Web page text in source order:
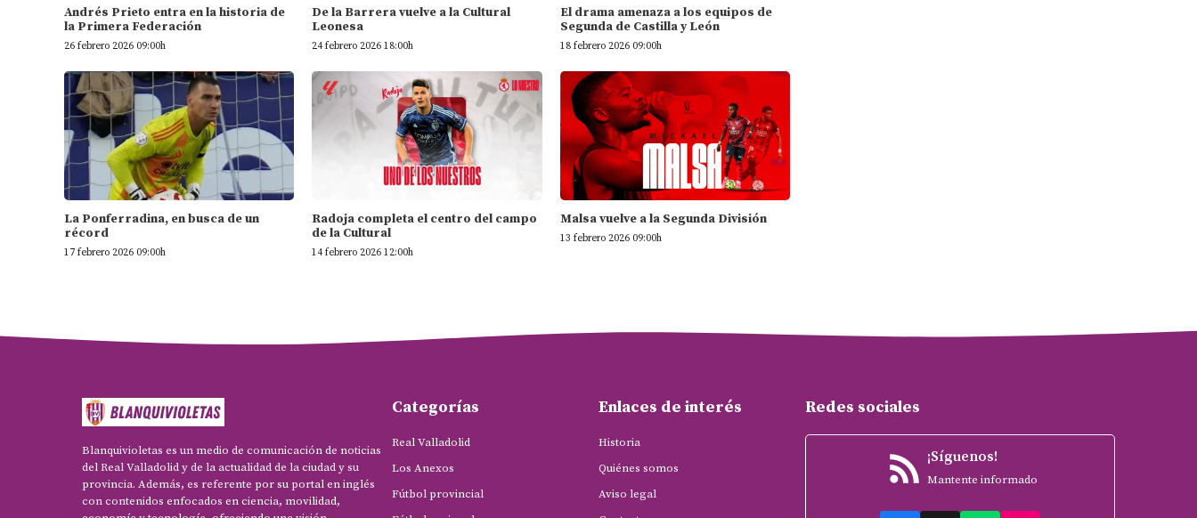
Andrés Prieto entra en la historia de
la Primera Federación
26 febrero 2026 09:00h
De la Barrera vuelve a la Cultural
Leonesa
24 febrero 2026 18:00h
El drama amenaza a los equipos de
Segunda de Castilla y León
18 febrero 2026 09:00h
La Ponferradina, en busca de un
récord
17 febrero 2026 09:00h
Radoja completa el centro del campo
de la Cultural
14 febrero 2026 12:00h
Malsa vuelve a la Segunda División
13 febrero 2026 09:00h
Blanquivioletas es un medio de comunicación de noticias
del Real Valladolid y de la actualidad de la ciudad y su
provincia. Además, es referente por su portal en inglés
con contenidos enfocados en ciencia, movilidad,
Categorías
Real Valladolid
Los Anexos
Fútbol provincial
Enlaces de interés
Historia
Quiénes somos
Aviso legal
Redes sociales
¡Síguenos!
Mantente informado